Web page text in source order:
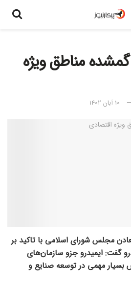
مناطق ویژه
10 آبان 1402
مجلس شورای اسلامی با تاکید بر
گفت: ایمیدرو جزو سازمان‌های
مهمی در توسعه صنایع و